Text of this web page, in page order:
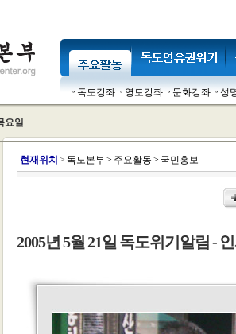
독도강좌 영토강좌 문화강좌 성
요일
현재위치 > 독도본부 > 주요활동 > 국민홍보
2005년 5월 21일 독도위기알림 -